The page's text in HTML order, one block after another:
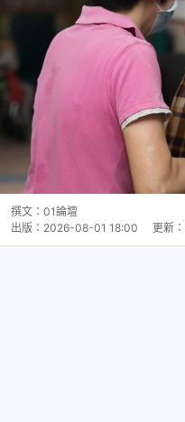
撰文： 01論壇
出版： 2026-08-01 18:00 更新：